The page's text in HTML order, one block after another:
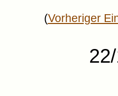
(Vorheriger